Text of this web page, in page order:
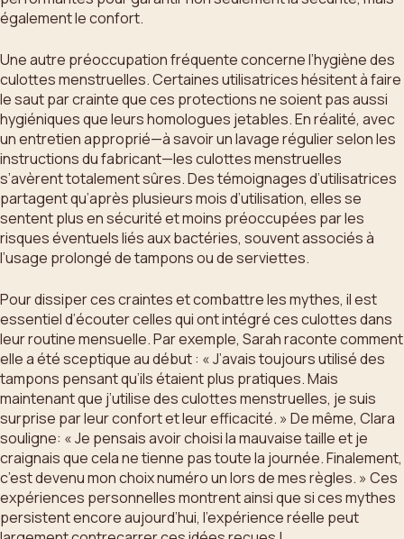
également le confort.
Une autre préoccupation fréquente concerne l’hygiène des
culottes menstruelles. Certaines utilisatrices hésitent à faire
le saut par crainte que ces protections ne soient pas aussi
hygiéniques que leurs homologues jetables. En réalité, avec
un entretien approprié—à savoir un lavage régulier selon les
instructions du fabricant—les culottes menstruelles
s’avèrent totalement sûres. Des témoignages d’utilisatrices
partagent qu’après plusieurs mois d’utilisation, elles se
sentent plus en sécurité et moins préoccupées par les
risques éventuels liés aux bactéries, souvent associés à
l’usage prolongé de tampons ou de serviettes.
Pour dissiper ces craintes et combattre les mythes, il est
essentiel d’écouter celles qui ont intégré ces culottes dans
leur routine mensuelle. Par exemple, Sarah raconte comment
elle a été sceptique au début : « J’avais toujours utilisé des
tampons pensant qu’ils étaient plus pratiques. Mais
maintenant que j’utilise des culottes menstruelles, je suis
surprise par leur confort et leur efficacité. » De même, Clara
souligne: « Je pensais avoir choisi la mauvaise taille et je
craignais que cela ne tienne pas toute la journée. Finalement,
c’est devenu mon choix numéro un lors de mes règles. » Ces
expériences personnelles montrent ainsi que si ces mythes
persistent encore aujourd’hui, l’expérience réelle peut